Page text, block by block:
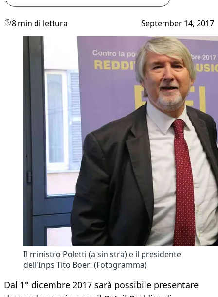
8 min di lettura September 14, 2017
Il ministro Poletti (a sinistra) e il presidente
dell'Inps Tito Boeri (Fotogramma)
Dal 1° dicembre 2017 sarà possibile presentare